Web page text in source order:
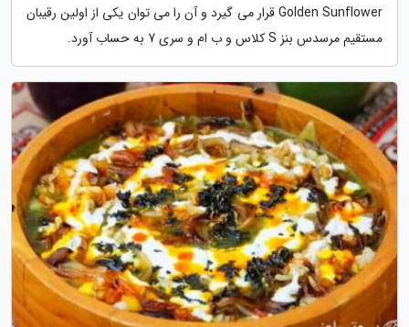
Golden Sunflower قرار می گیرد و آن را می توان یکی از اولین رقیبان
مستقیم مرسدس بنز S کلاس و ب ام و سری 7 به حساب آورد.